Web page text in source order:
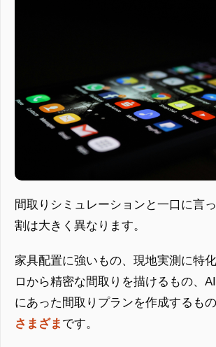
間取りシミュレーションと一口に言
割は大きく異なります。
家具配置に強いもの、現地実測に特
ロから精密な間取りを描けるもの、
にあった間取りプランを作成するもの
さまざま です。